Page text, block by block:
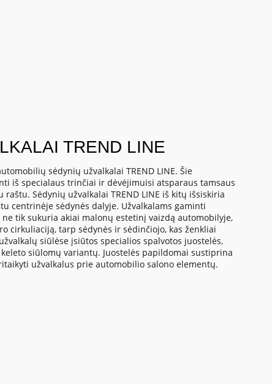
TREND LINE
sėdynių užvalkalai TREND LINE. Šie
iš specialaus trinčiai ir dėvėjimuisi atsparaus tamsaus
Sėdynių užvalkalai TREND LINE iš kitų išsiskiria
centrinėje sėdynės dalyje. Užvalkalams gaminti
tik sukuria akiai malonų estetinį vaizdą automobilyje,
cirkuliaciją, tarp sėdynės ir sėdinčiojo, kas ženkliai
siūlėse įsiūtos specialios spalvotos juostelės,
siūlomų variantų. Juostelės papildomai sustiprina
užvalkalus prie automobilio salono elementų.